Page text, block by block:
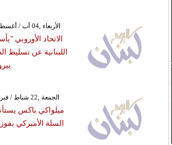
GMT 20:53 2021 الأربعاء ,04 آب / أغسطس
الاتحاد الأوروبي
اللبنانية عن تسليط
GMT 12:19 2019 الجمعة ,22 شباط / فبراير
ميلواكي باكس
السلة الأميركي